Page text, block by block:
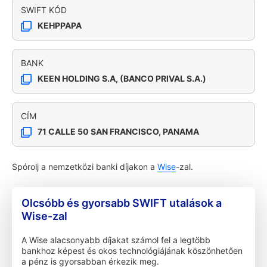
SWIFT KÓD
KEHPPAPA
BANK
KEEN HOLDING S.A, (BANCO PRIVAL S.A.)
CÍM
71 CALLE 50 SAN FRANCISCO, PANAMA
Spórolj a nemzetközi banki díjakon a Wise-zal.
Olcsóbb és gyorsabb SWIFT utalások a
Wise-zal
A Wise alacsonyabb díjakat számol fel a legtöbb
bankhoz képest és okos technológiájának köszönhetően
a pénz is gyorsabban érkezik meg.